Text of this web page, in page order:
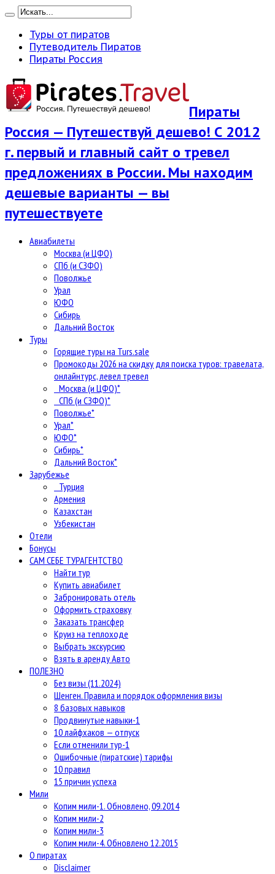
Туры от пиратов
Путеводитель Пиратов
Пираты Россия
Пираты
Россия — Путешествуй дешево! С 2012
г. первый и главный сайт о тревел
предложениях в России. Мы находим
дешевые варианты — вы
путешествуете
Авиабилеты
Москва (и ЦФО)
СПб (и СЗФО)
Поволжье
Урал
ЮФО
Сибирь
Дальний Восток
Туры
Горящие туры на Turs.sale
Промокоды 2026 на скидку для поиска туров: травелата,
онлайнтурс, левел тревел
Москва (и ЦФО)*
СПб (и СЗФО)*
Поволжье*
Урал*
ЮФО*
Сибирь*
Дальний Восток*
Зарубежье
Турция
Армения
Казахстан
Узбекистан
Отели
Бонусы
САМ СЕБЕ ТУРАГЕНТСТВО
Найти тур
Купить авиабилет
Забронировать отель
Оформить страховку
Заказать трансфер
Круиз на теплоходе
Выбрать экскурсию
Взять в аренду Авто
ПОЛЕЗНО
Без визы (11.2024)
Шенген. Правила и порядок оформления визы
8 базовых навыков
Продвинутые навыки-1
10 лайфхаков — отпуск
Если отменили тур-1
Ошибочные (пиратские) тарифы
10 правил
15 причин успеха
Мили
Копим мили-1. Обновлено, 09.2014
Копим мили-2
Копим мили-3
Копим мили-4. Обновлено 12.2015
О пиратах
Disclaimer